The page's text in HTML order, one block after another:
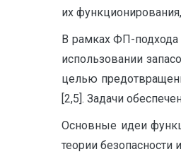
их
В рамках ФП-подхода
использовании
целью
[2,5]. Задачи
Основные идеи
тео­рии безопасности